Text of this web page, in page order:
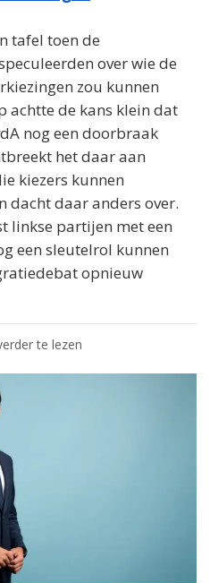
tafel toen de
over wie de
zou kunnen
achtte de kans klein dat
nog een doorbraak
het daar aan
kiezers kunnen
dacht daar anders over.
linkse partijen met een
een sleutelrol kunnen
opnieuw
te lezen